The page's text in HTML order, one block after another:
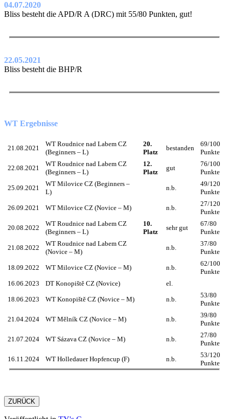
04.07.2020
Bliss besteht die APD/R A (DRC) mit 55/80 Punkten, gut!
22.05.2021
Bliss besteht die BHP/R
WT Ergebnisse
21.08.2021
WT Roudnice nad Labem CZ
(Beginners – L)
20.
Platz
bestanden
69/100
Punkte
22.08.2021
WT Roudnice nad Labem CZ
(Beginners – L)
12.
Platz
gut
76/100
Punkte
25.09.2021
WT Milovice CZ (Beginners –
L)
n.b.
49/120
Punkte
26.09.2021 WT Milovice CZ (Novice – M) n.b.
27/120
Punkte
20.08.2022
WT Roudnice nad Labem CZ
(Beginners – L)
10.
Platz
sehr gut
67/80
Punkte
21.08.2022
WT Roudnice nad Labem CZ
(Novice – M)
n.b.
37/80
Punkte
18.09.2022 WT Milovice CZ (Novice – M) n.b.
62/100
Punkte
16.06.2023
DT Konopiště CZ (Novice) el.
18.06.2023 WT Konopiště CZ (Novice – M) n.b.
53/80
Punkte
21.04.2024 WT Mělník CZ (Novice – M) n.b.
39/80
Punkte
21.07.2024 WT Sázava CZ (Novice – M) n.b.
27/80
Punkte
16.11.2024 WT Holledauer Hopfencup (F) n.b.
53/120
Punkte
ZURÜCK